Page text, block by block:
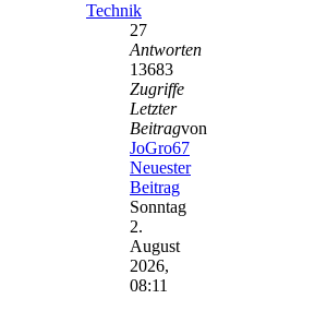
Technik
27
Antworten
13683
Zugriffe
Letzter
Beitragvon
JoGro67
Neuester
Beitrag
Sonntag
2.
August
2026,
08:11